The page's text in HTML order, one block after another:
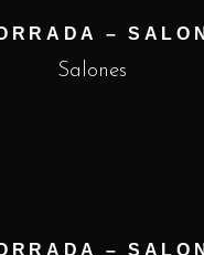
–
Salones
–